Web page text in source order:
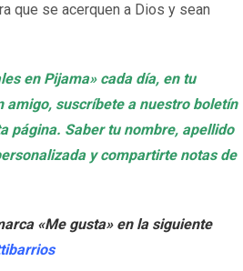
que se acerquen a Dios y sean
en Pijama» cada día, en tu
amigo, suscríbete a nuestro boletín
página. Saber tu nombre, apellido
y compartirte notas de
«Me gusta» en la siguiente